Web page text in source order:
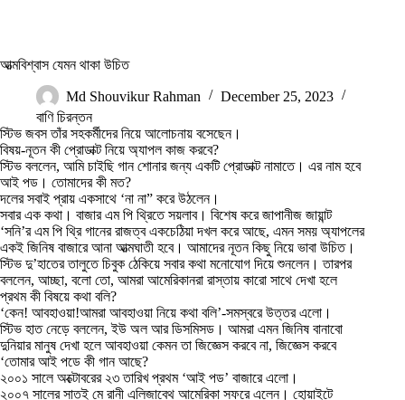
আত্মবিশ্বাস যেমন থাকা উচিত
Md Shouvikur Rahman
December 25, 2023
বাণি চিরন্তন
স্টিভ জবস তাঁর সহকর্মীদের নিয়ে আলোচনায় বসেছেন।
বিষয়-নূতন কী প্রোডাক্ট নিয়ে অ্যাপল কাজ করবে?
স্টিভ বললেন, আমি চাইছি গান শোনার জন্য একটি প্রোডাক্ট নামাতে। এর নাম হবে
আই পড। তোমাদের কী মত?
দলের সবাই প্রায় একসাথে ‘না না” করে উঠলেন।
সবার এক কথা। বাজার এম পি থ্রিতে সয়লাব। বিশেষ করে জাপানীজ জায়ান্ট
‘সনি’র এম পি থ্রি গানের রাজত্ব একচেঠিয়া দখল করে আছে, এমন সময় অ্যাপলের
একই জিনিষ বাজারে আনা আত্মঘাতী হবে। আমাদের নূতন কিছু নিয়ে ভাবা উচিত।
স্টিভ দু’হাতের তালুতে চিবুক ঠেকিয়ে সবার কথা মনোযোগ দিয়ে শুনলেন। তারপর
বললেন, আচ্ছা, বলো তো, আমরা আমেরিকানরা রাস্তায় কারো সাথে দেখা হলে
প্রথম কী বিষয়ে কথা বলি?
‘কেন! আবহাওয়া!আমরা আবহাওয়া নিয়ে কথা বলি’-সমস্বরে উত্তর এলো।
স্টিভ হাত নেড়ে বললেন, ইউ অল আর ডিসমিসড। আমরা এমন জিনিষ বানাবো
দুনিয়ার মানুষ দেখা হলে আবহাওয়া কেমন তা জিজ্ঞেস করবে না, জিজ্ঞেস করবে
‘তোমার আই পডে কী গান আছে?
২০০১ সালে অক্টোবরের ২৩ তারিখ প্রথম ‘আই পড’ বাজারে এলো।
২০০৭ সালের সাতই মে রানী এলিজাবেথ আমেরিকা সফরে এলেন। হোয়াইটে